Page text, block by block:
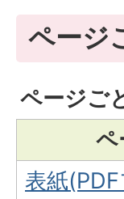
ページ
ページご
ペ
表紙